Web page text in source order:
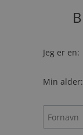
Jeg er en:
Min alder: